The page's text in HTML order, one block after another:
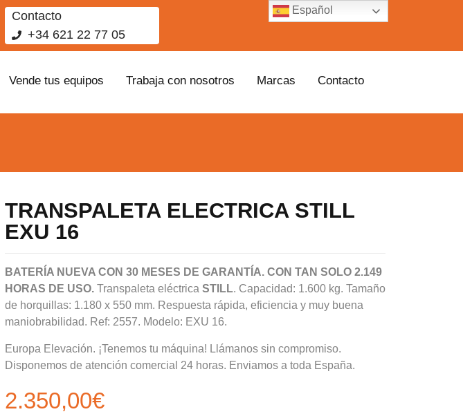
Contacto
+34 621 22 77 05
Vende tus equipos Trabaja con nosotros Marcas Contacto
TRANSPALETA ELECTRICA STILL
EXU 16
BATERÍA NUEVA CON 30 MESES DE GARANTÍA. CON TAN SOLO 2.149
HORAS DE USO. Transpaleta eléctrica STILL. Capacidad: 1.600 kg. Tamaño
de horquillas: 1.180 x 550 mm. Respuesta rápida, eficiencia y muy buena
maniobrabilidad. Ref: 2557. Modelo: EXU 16.
Europa Elevación. ¡Tenemos tu máquina! Llámanos sin compromiso.
Disponemos de atención comercial 24 horas. Enviamos a toda España.
2.350,00€
Español